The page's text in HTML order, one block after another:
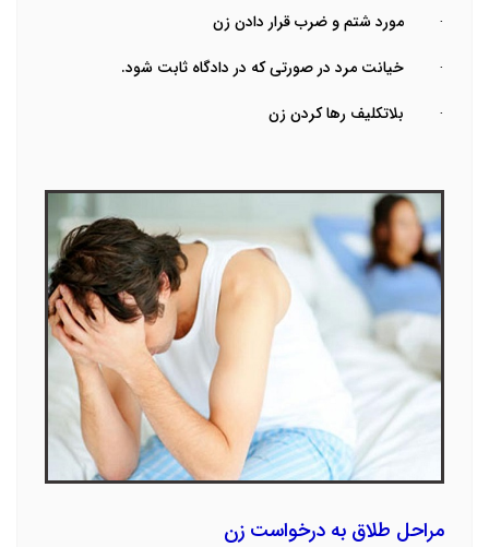
·
مورد شتم و ضرب قرار دادن زن
·
خیانت مرد در صورتی که در دادگاه ثابت شود.
·
بلاتکلیف رها کردن زن
مراحل طلاق به درخواست زن